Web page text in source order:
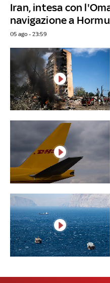
Iran, intesa con
navigazione a
05 ago - 23:59